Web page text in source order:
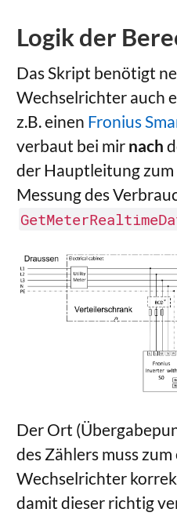
Logik der
Das Skript benötigt
Wechselrichter auch
z.B. einen Fronius
verbaut bei mir nach
der Hauptleitung zum
Messung des
Der Ort
des Zählers muss
Wechselrichter
damit dieser richtig